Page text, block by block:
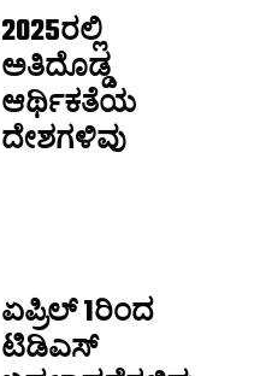
ಏಪ್ರಿಲ್ 1ರಿಂದ
ಟಿಡಿಎಸ್
2025ರಲ್ಲಿ
ಅತಿದೊಡ್ಡ
ಆರ್ಥಿಕತೆಯ
ದೇಶಗಳಿವು